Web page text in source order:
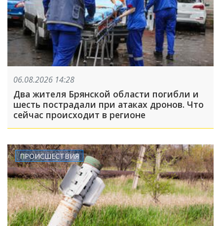
06.08.2026 14:28
Два жителя Брянской области погибли и
шесть пострадали при атаках дронов. Что
сейчас происходит в регионе
ПРОИСШЕСТВИЯ